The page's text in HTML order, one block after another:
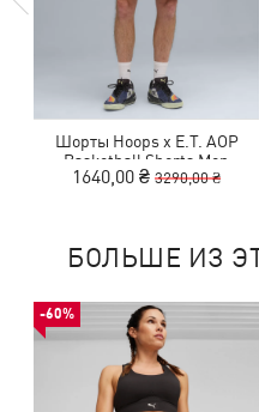
Шорты Hoops x E.T. AOP
Basketball Shorts Men
1640,00 ₴ 3290,00 ₴
БОЛЬШЕ ИЗ
-60%